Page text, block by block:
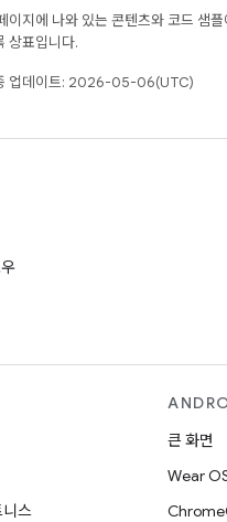
이지에 나와 있는 콘텐츠와 코드 샘플
상표입니다.
업데이트: 2026-05-06(UTC)
니스
큰 화면
Wear